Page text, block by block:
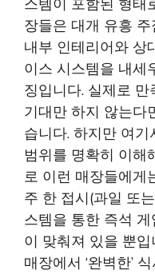
스템이 포함된 형태
장들은 대개 유흥
내부 인테리어와 상
이스 시스템을 내세
징입니다. 실제로
기대만 하지 않는다
습니다. 하지만 여기
범위를 명확히 이해
로 이런 매장들에게
주 한 접시(과일 또
스템을 통한 즉석
이 맞춰져 있을 뿐
매장에서 ‘완벽한’